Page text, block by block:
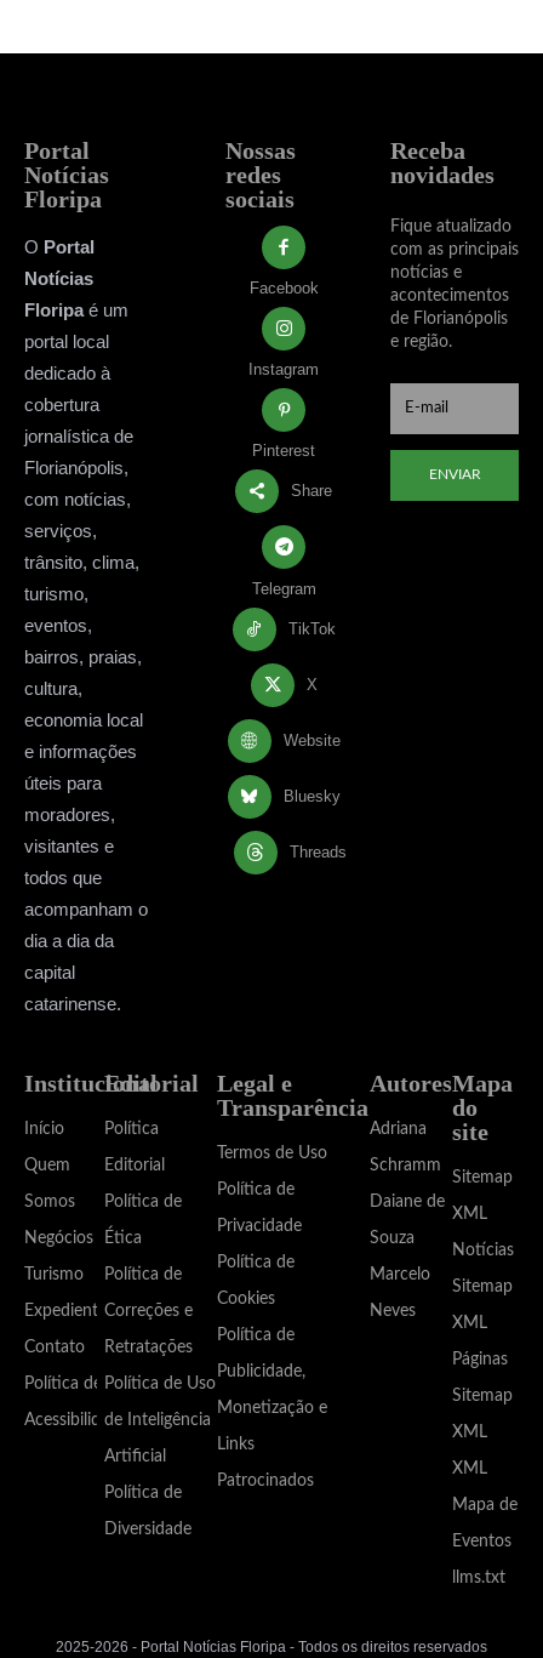
Portal
Notícias
Floripa
O Portal
Notícias
Floripaé um
portal local
dedicado à
cobertura
jornalística de
Florianópolis,
com notícias,
serviços,
trânsito, clima,
turismo,
eventos,
bairros, praias,
cultura,
economia local
e informações
úteis para
moradores,
visitantes e
todos que
acompanham o
dia a dia da
capital
catarinense.
Nossas
redes
sociais
Facebook
Instagram
Pinterest
Share
Telegram
TikTok
X
Website
Bluesky
Threads
Receba
novidades
Fique atualizado
com as principais
notícias e
acontecimentos
de Florianópolis
e região.
ENVIAR
Institucional
Início
Quem
Somos
Negócios
Turismo
Expediente
Contato
Política de
Acessibilidade
Editorial
Política
Editorial
Política de
Ética
Política de
Correções e
Retratações
Política de Uso
de Inteligência
Artificial
Política de
Diversidade
Legal e
Transparência
Termos de Uso
Política de
Privacidade
Política de
Cookies
Política de
Publicidade,
Monetização e
Links
Patrocinados
Autores
Adriana
Schramm
Daiane de
Souza
Marcelo
Neves
Mapa
do
site
Sitemap
XML
Notícias
Sitemap
XML
Páginas
Sitemap
XML
XML
Mapa de
Eventos
llms.txt
2025-2026 - Portal Notícias Floripa - Todos os direitos reservados